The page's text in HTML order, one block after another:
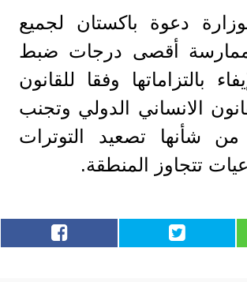
دعوة باكستان لجميع
أقصى درجات ضبط
بالتزاماتها وفقا للقانون
الانساني الدولي وتجنب
شأنها تصعيد التوترات
تتجاوز المنطقة.